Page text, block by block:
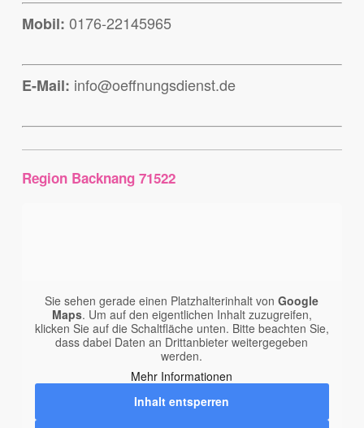
Mobil: 0176-22145965
E-Mail: info@oeffnungsdienst.de
Region Backnang 71522
Sie sehen gerade einen Platzhalterinhalt vonGoogle
Maps. Um auf den eigentlichen Inhalt zuzugreifen,
klicken Sie auf die Schaltfläche unten. Bitte beachten Sie,
dass dabei Daten an Drittanbieter weitergegeben
werden.
Mehr Informationen
Inhalt entsperren